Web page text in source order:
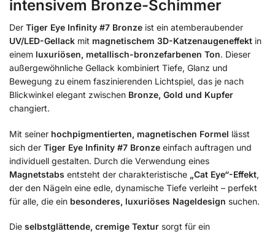
intensivem Bronze-Schimmer
Der Tiger Eye Infinity #7 Bronze ist ein atemberaubender
UV/LED-Gellack mit magnetischem 3D-Katzenaugeneffekt in
einem luxuriösen, metallisch-bronzefarbenen Ton. Dieser
außergewöhnliche Gellack kombiniert Tiefe, Glanz und
Bewegung zu einem faszinierenden Lichtspiel, das je nach
Blickwinkel elegant zwischen Bronze, Gold und Kupfer
changiert.
Mit seiner hochpigmentierten, magnetischen Formel lässt
sich der Tiger Eye Infinity #7 Bronze einfach auftragen und
individuell gestalten. Durch die Verwendung eines
Magnetstabs entsteht der charakteristische „Cat Eye“-Effekt,
der den Nägeln eine edle, dynamische Tiefe verleiht – perfekt
für alle, die ein besonderes, luxuriöses Nageldesign suchen.
Die selbstglättende, cremige Textur sorgt für ein